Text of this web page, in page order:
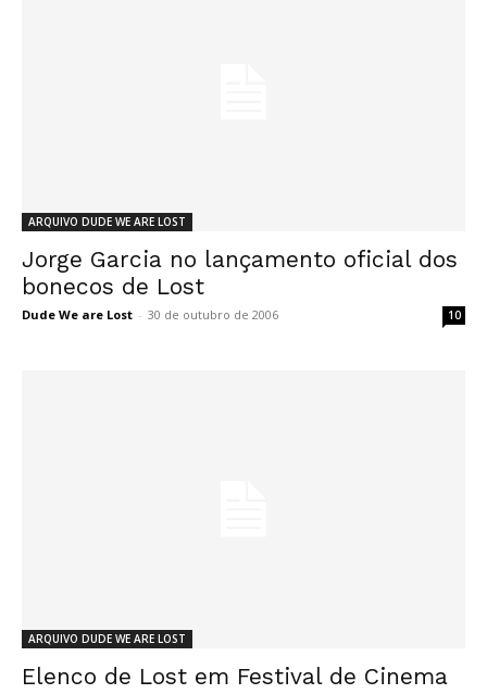
ARQUIVO DUDE WE ARE LOST
Jorge Garcia no lançamento oficial dos
bonecos de Lost
Dude We are Lost - 30 de outubro de 2006 10
ARQUIVO DUDE WE ARE LOST
Elenco de Lost em Festival de Cinema